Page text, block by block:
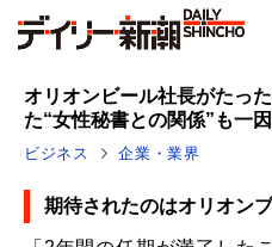
オリオンビール社長がたっ
た“女性秘書との関係”も一
ビジネス 企業・業界
期待されたのはオリオン